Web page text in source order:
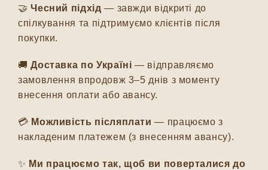
🤝Чесний підхід — завжди відкриті до
спілкування та підтримуємо клієнтів після
покупки.
🚚Доставка по Україні — відправляємо
замовлення впродовж 3–5 днів з моменту
внесення оплати або авансу.
💳 Можливість післяплати — працюємо з
накладеним платежем (з внесенням авансу).
✨ Ми працюємо так, щоб ви поверталися до